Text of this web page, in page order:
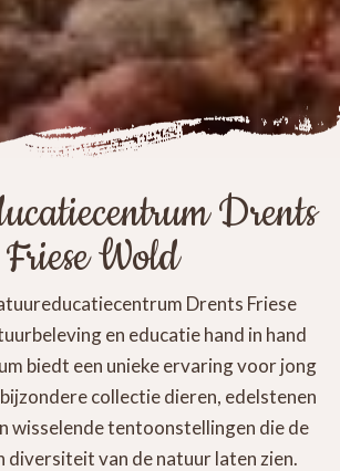
Drents
Friese Wold
Drents Friese
en educatie hand in hand
biedt een unieke ervaring voor jong
collectie dieren, edelstenen
wisselende tentoonstellingen die de
diversiteit van de natuur laten zien.